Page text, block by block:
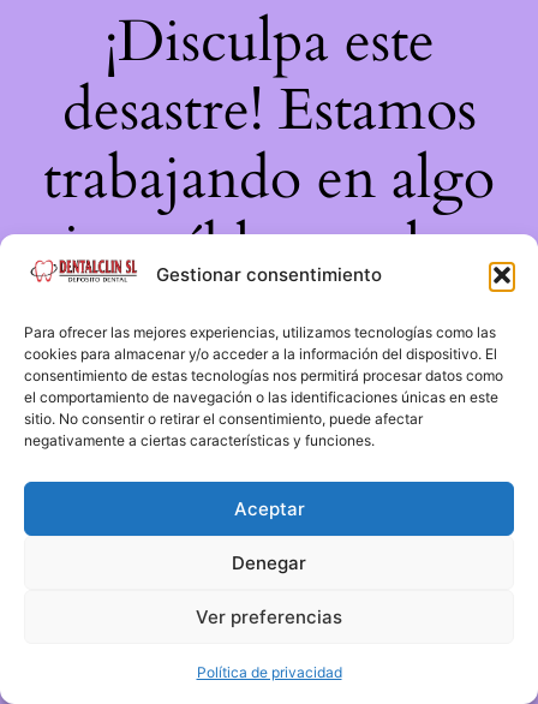
Gestionar consentimiento
Para ofrecer las mejores experiencias, utilizamos tecnologías como las
cookies para almacenar y/o acceder a la información del dispositivo. El
consentimiento de estas tecnologías nos permitirá procesar datos como
el comportamiento de navegación o las identificaciones únicas en este
sitio. No consentir o retirar el consentimiento, puede afectar
negativamente a ciertas características y funciones.
Aceptar
Denegar
Ver preferencias
Política de privacidad
¡Disculpa este
desastre! Estamos
trabajando en algo
increíble, ¡vuelve
pronto!